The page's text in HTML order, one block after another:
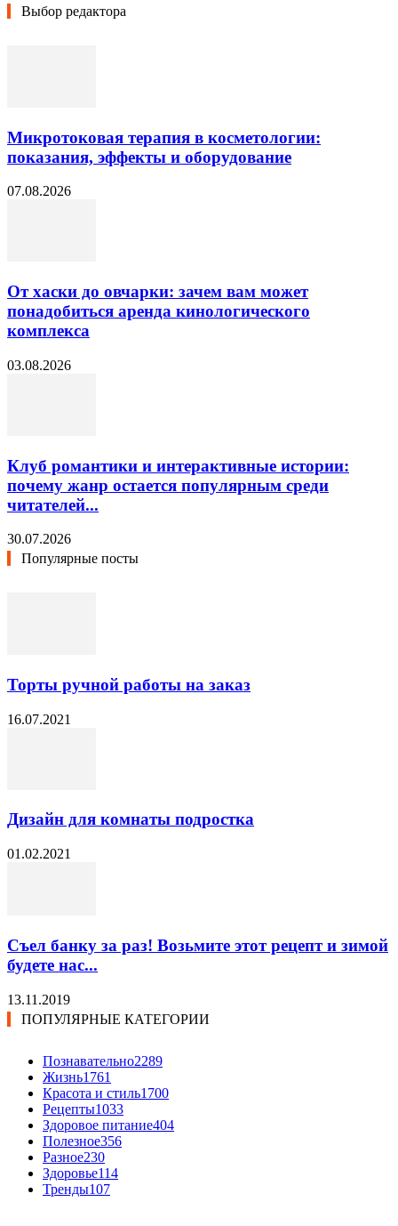
Выбор редактора
Микротоковая терапия в косметологии:
показания, эффекты и оборудование
07.08.2026
От хаски до овчарки: зачем вам может
понадобиться аренда кинологического
комплекса
03.08.2026
Клуб романтики и интерактивные истории:
почему жанр остается популярным среди
читателей...
30.07.2026
Популярные посты
Торты ручной работы на заказ
16.07.2021
Дизайн для комнаты подростка
01.02.2021
Съел банку за раз! Возьмите этот рецепт и зимой
будете нас...
13.11.2019
ПОПУЛЯРНЫЕ КАТЕГОРИИ
Познавательно2289
Жизнь1761
Красота и стиль1700
Рецепты1033
Здоровое питание404
Полезное356
Разное230
Здоровье114
Тренды107